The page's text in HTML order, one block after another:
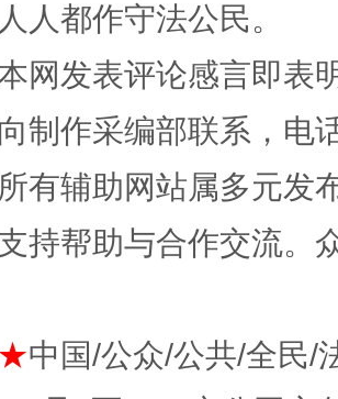
制助力责任有效落实 一纸欠
人都作守法公民。
网发表评论感言即表
制作采编部联系，电
有辅助网站属多元发
持帮助与合作交流。
中国/公众/公共/全民/